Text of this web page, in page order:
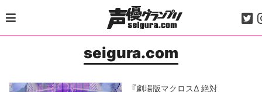
to
content
seigura.com
『劇場版マクロスΔ 絶対